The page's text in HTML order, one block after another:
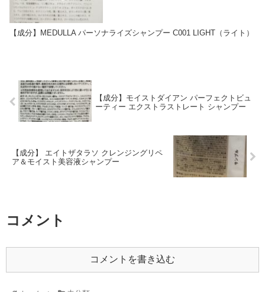
【成分】MEDULLA パーソナライズシャンプー C001 LIGHT（ライト）
【成分】モイストダイアン パーフェクトビュ
ーティー エクストラストレート シャンプー
【成分】 エイトザタラソ クレンジングリペ
ア＆モイスト美容液シャンプー
コメント
コメントを書き込む